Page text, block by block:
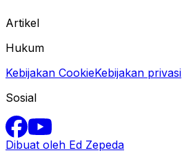
Artikel
Hukum
Kebijakan CookieKebijakan privasi
Sosial
Dibuat oleh Ed Zepeda